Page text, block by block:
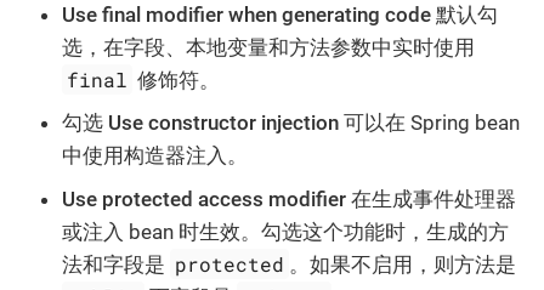
Use final modifier when generating code 默认勾
选，在字段、本地变量和方法参数中实时使用
final 修饰符。
勾选 Use constructor injection 可以在 Spring bean
中使用构造器注入。
Use protected access modifier 在生成事件处理器
或注入 bean 时生效。勾选这个功能时，生成的方
法和字段是 protected 。如果不启用，则方法是